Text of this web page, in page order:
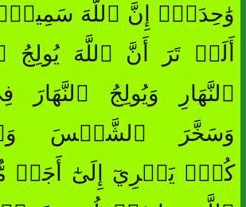
أَلَمۡ تَرَ أَنَّ ٱللَّهَ
ٱلنَّهَارِ وَيُولِجُ
وَسَخَّرَ ٱلشَّمۡسَ
كُلّٞ يَجۡرِيٓ إِلَىٰٓ أَجَلٖ